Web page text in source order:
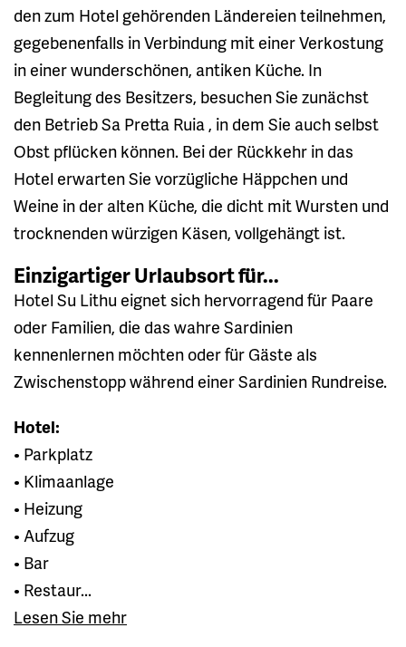
den zum Hotel gehörenden Ländereien teilnehmen,
gegebenenfalls in Verbindung mit einer Verkostung
in einer wunderschönen, antiken Küche. In
Begleitung des Besitzers, besuchen Sie zunächst
den Betrieb Sa Pretta Ruia , in dem Sie auch selbst
Obst pflücken können. Bei der Rückkehr in das
Hotel erwarten Sie vorzügliche Häppchen und
Weine in der alten Küche, die dicht mit Wursten und
trocknenden würzigen Käsen, vollgehängt ist.
Einzigartiger Urlaubsort für...
Hotel Su Lithu eignet sich hervorragend für Paare
oder Familien, die das wahre Sardinien
kennenlernen möchten oder für Gäste als
Zwischenstopp während einer Sardinien Rundreise.
Hotel:
• Parkplatz
• Klimaanlage
• Heizung
• Aufzug
• Bar
• Restaur...
Lesen Sie mehr